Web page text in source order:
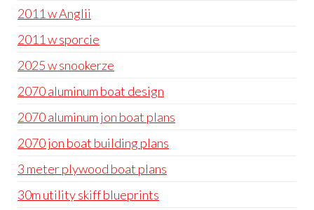
2011 w Anglii
2011 w sporcie
2025 w snookerze
2070 aluminum boat design
2070 aluminum jon boat plans
2070 jon boat building plans
3 meter plywood boat plans
30m utility skiff blueprints